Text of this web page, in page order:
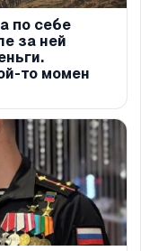
по себе
за ней
то момен